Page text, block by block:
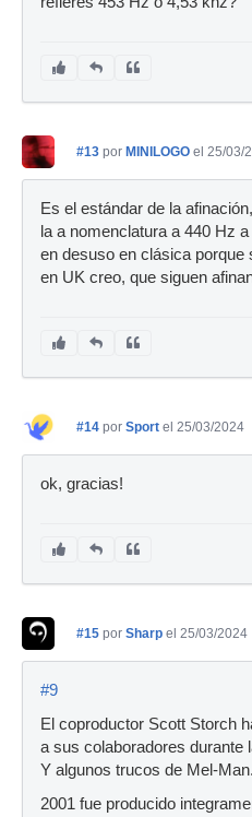
#13 por MINILOGO el 25/03/
Es el estándar de la
la a nomenclatura a 440 Hz
en desuso en clásica porque
en UK creo, que siguen
#14 por Sport el 25/03/2024
ok, gracias!
#15 por Sharp el 25/03/2024
#9
El coproductor Scott Storch
a sus colaboradores durante
Y algunos trucos de Mel-Man.
2001 fue producido